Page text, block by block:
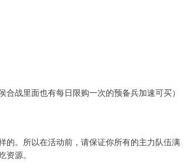
战里面也有每日限购一次的预备兵加速可买）
的。所以在活动前，请保证你所有的主力队伍满
源。